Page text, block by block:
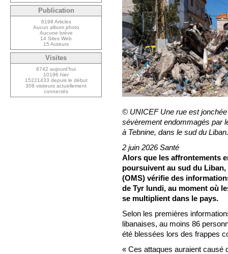
© UNICEF Une rue est
sévèrement endommagés par
à Tebnine, dans le sud du Liban.
2 juin 2026 Santé
Alors que les affrontements
poursuivent au sud du Liban,
(OMS) vérifie des
de Tyr lundi, au moment où
se multiplient dans le pays.
Selon les premières
libanaises, au moins 86
été blessées lors des frappes
« Ces attaques auraient causé
Publication
6198 Articles
Aucun album photo
Aucune brève
14 Sites Web
15 Auteurs
Visites
6742 aujourd’hui
10196 hier
15221433 depuis le début
308 visiteurs actuellement
connectés